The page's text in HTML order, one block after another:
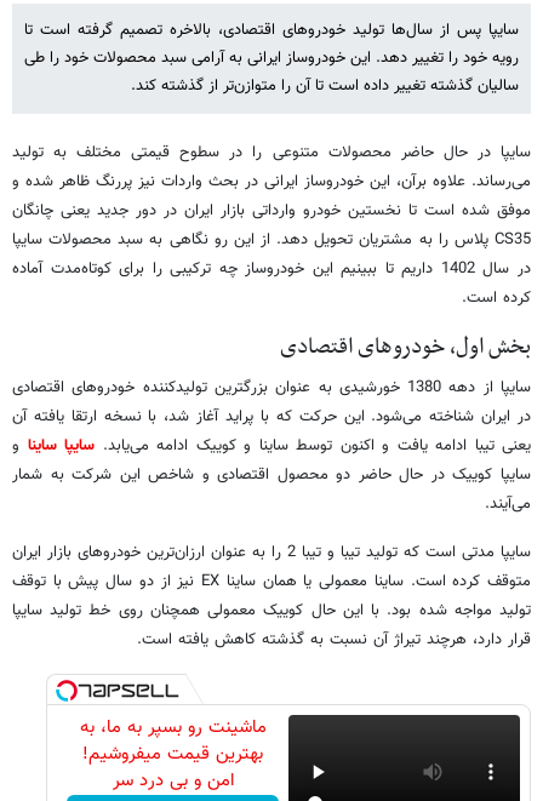
سایپا پس از سال‌ها تولید خودروهای اقتصادی، بالاخره تصمیم گرفته است تا
رویه خود را تغییر دهد. این خودروساز ایرانی به آرامی سبد محصولات خود را طی
سالیان گذشته تغییر داده است تا آن را متوازن‌تر از گذشته کند.
سایپا در حال حاضر محصولات متنوعی را در سطوح قیمتی مختلف به تولید
می‌رساند. علاوه برآن، این خودروساز ایرانی در بحث واردات نیز پررنگ ظاهر شده و
موفق شده است تا نخستین خودرو وارداتی بازار ایران در دور جدید یعنی چانگان
CS35 پلاس را به مشتریان تحویل دهد. از این رو نگاهی به سبد محصولات سایپا
در سال 1402 داریم تا ببینیم این خودروساز چه ترکیبی را برای کوتاه‌مدت آماده
کرده است.
بخش اول، خودروهای اقتصادی
سایپا از دهه 1380 خورشیدی به عنوان بزرگترین تولیدکننده خودروهای اقتصادی
در ایران شناخته می‌شود. این حرکت که با پراید آغاز شد، با نسخه ارتقا یافته آن
یعنی تیبا ادامه یافت و اکنون توسط ساینا و کوییک ادامه می‌یابد. سایپا ساینا و
سایپا کوییک در حال حاضر دو محصول اقتصادی و شاخص این شرکت به شمار
می‌آیند.
سایپا مدتی است که تولید تیبا و تیبا 2 را به عنوان ارزان‌ترین خودروهای بازار ایران
متوقف کرده است. ساینا معمولی یا همان ساینا EX نیز از دو سال پیش با توقف
تولید مواجه شده بود. با این حال کوییک معمولی همچنان روی خط تولید سایپا
قرار دارد، هرچند تیراژ آن نسبت به گذشته کاهش یافته است.
ماشینت رو بسپر به ما، به
بهترین قیمت میفروشیم!
امن و بی درد سر